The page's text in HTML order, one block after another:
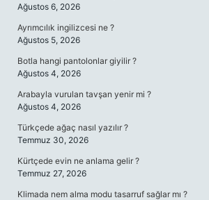
Ağustos 6, 2026
Ayrımcılık ingilizcesi ne ?
Ağustos 5, 2026
Botla hangi pantolonlar giyilir ?
Ağustos 4, 2026
Arabayla vurulan tavşan yenir mi ?
Ağustos 4, 2026
Türkçede ağaç nasıl yazılır ?
Temmuz 30, 2026
Kürtçede evin ne anlama gelir ?
Temmuz 27, 2026
Klimada nem alma modu tasarruf sağlar mı ?